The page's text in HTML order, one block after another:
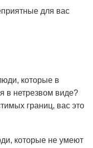
для вас
которые в
в нетрезвом виде?
границ, вас это
которые не умеют